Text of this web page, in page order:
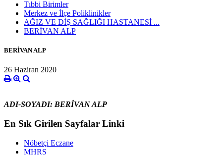
Tıbbi Birimler
Merkez ve İlçe Poliklinikler
AĞIZ VE DİŞ SAĞLIĞI HASTANESİ ...
BERİVAN ALP
BERİVAN ALP
26 Haziran 2020
ADI-SOYADI: BERİVAN ALP
En Sık Girilen Sayfalar Linki
Nöbetçi Eczane
MHRS